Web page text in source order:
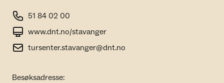
51 84 02 00
www.dnt.no/stavanger
tursenter.stavanger@dnt.no
Besøksadresse: